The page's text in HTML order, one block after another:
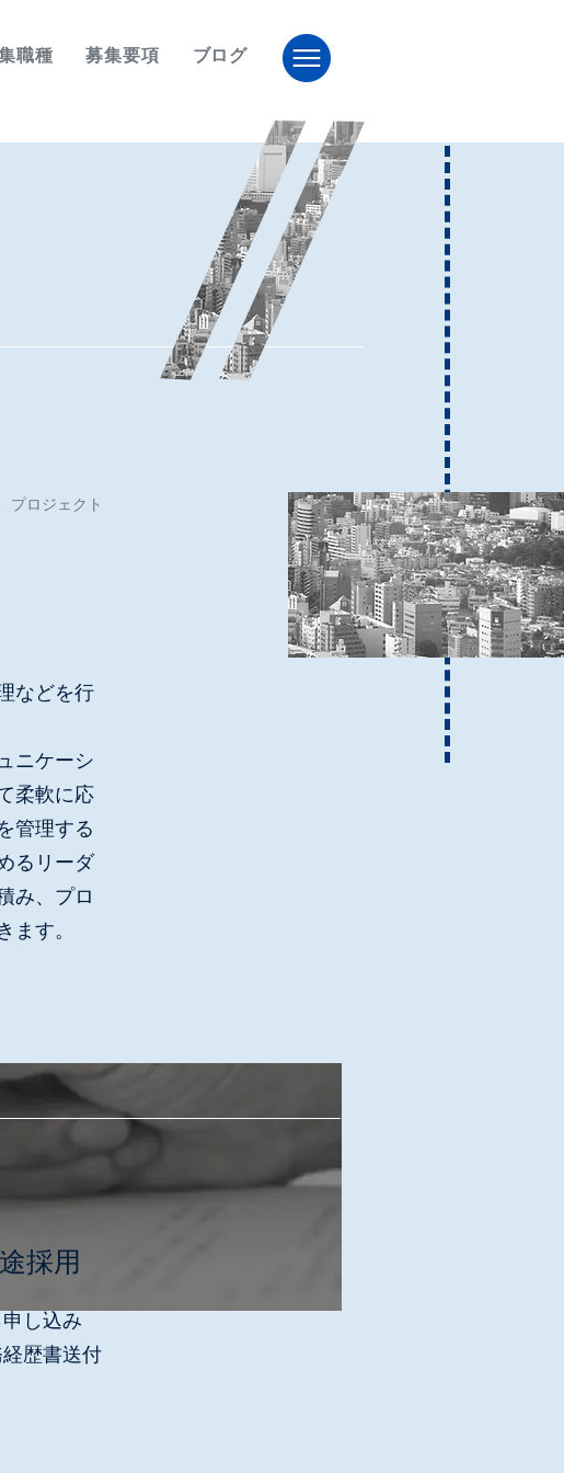
職種 募集要項 ブログ
などを行
ニケーシ
柔軟に応
管理する
るリーダ
み、プロ
ます。
プロジェクト
採用
し込み
歴書送付